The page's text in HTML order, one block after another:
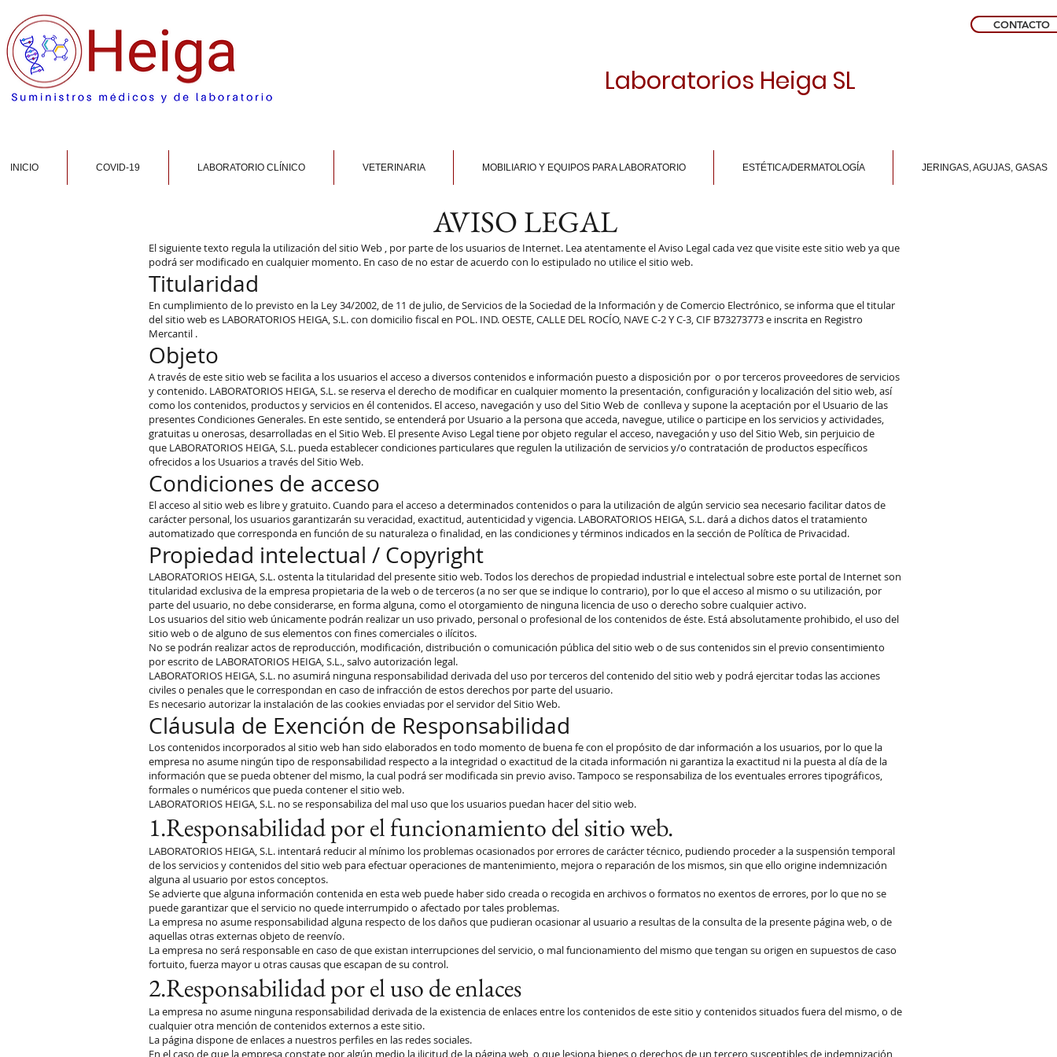
Laboratorios Heiga SL
INICIO COVID-19 LABORATORIO CLÍNICO VETERINARIA MOBILIARIO Y EQUIPOS PARA LABORATORIO ESTÉTICA/DERMATOLOGÍA JERINGAS, AGUJAS, GASAS
CONTACTO
AVISO LEGAL
El siguiente texto regula la utilización del sitio Web , por parte de los usuarios de Internet. Lea atentamente el Aviso Legal cada vez que visite este sitio web ya que
podrá ser modificado en cualquier momento. En caso de no estar de acuerdo con lo estipulado no utilice el sitio web.
Titularidad
En cumplimiento de lo previsto en la Ley 34/2002, de 11 de julio, de Servicios de la Sociedad de la Información y de Comercio Electrónico, se informa que el titular
del sitio web es LABORATORIOS HEIGA, S.L. con domicilio fiscal en POL. IND. OESTE, CALLE DEL ROCÍO, NAVE C-2 Y C-3, CIF B73273773 e inscrita en Registro
Mercantil .
Objeto
A través de este sitio web se facilita a los usuarios el acceso a diversos contenidos e información puesto a disposición por o por terceros proveedores de servicios
y contenido. LABORATORIOS HEIGA, S.L. se reserva el derecho de modificar en cualquier momento la presentación, configuración y localización del sitio web, así
como los contenidos, productos y servicios en él contenidos. El acceso, navegación y uso del Sitio Web de conlleva y supone la aceptación por el Usuario de las
presentes Condiciones Generales. En este sentido, se entenderá por Usuario a la persona que acceda, navegue, utilice o participe en los servicios y actividades,
gratuitas u onerosas, desarrolladas en el Sitio Web. El presente Aviso Legal tiene por objeto regular el acceso, navegación y uso del Sitio Web, sin perjuicio de
que LABORATORIOS HEIGA, S.L. pueda establecer condiciones particulares que regulen la utilización de servicios y/o contratación de productos específicos
ofrecidos a los Usuarios a través del Sitio Web.
Condiciones de acceso
El acceso al sitio web es libre y gratuito. Cuando para el acceso a determinados contenidos o para la utilización de algún servicio sea necesario facilitar datos de
carácter personal, los usuarios garantizarán su veracidad, exactitud, autenticidad y vigencia. LABORATORIOS HEIGA, S.L. dará a dichos datos el tratamiento
automatizado que corresponda en función de su naturaleza o finalidad, en las condiciones y términos indicados en la sección de Política de Privacidad.
Propiedad intelectual / Copyright
LABORATORIOS HEIGA, S.L. ostenta la titularidad del presente sitio web. Todos los derechos de propiedad industrial e intelectual sobre este portal de Internet son
titularidad exclusiva de la empresa propietaria de la web o de terceros (a no ser que se indique lo contrario), por lo que el acceso al mismo o su utilización, por
parte del usuario, no debe considerarse, en forma alguna, como el otorgamiento de ninguna licencia de uso o derecho sobre cualquier activo.
Los usuarios del sitio web únicamente podrán realizar un uso privado, personal o profesional de los contenidos de éste. Está absolutamente prohibido, el uso del
sitio web o de alguno de sus elementos con fines comerciales o ilícitos.
No se podrán realizar actos de reproducción, modificación, distribución o comunicación pública del sitio web o de sus contenidos sin el previo consentimiento
por escrito de LABORATORIOS HEIGA, S.L., salvo autorización legal.
LABORATORIOS HEIGA, S.L. no asumirá ninguna responsabilidad derivada del uso por terceros del contenido del sitio web y podrá ejercitar todas las acciones
civiles o penales que le correspondan en caso de infracción de estos derechos por parte del usuario.
Es necesario autorizar la instalación de las cookies enviadas por el servidor del Sitio Web.
Cláusula de Exención de Responsabilidad
Los contenidos incorporados al sitio web han sido elaborados en todo momento de buena fe con el propósito de dar información a los usuarios, por lo que la
empresa no asume ningún tipo de responsabilidad respecto a la integridad o exactitud de la citada información ni garantiza la exactitud ni la puesta al día de la
información que se pueda obtener del mismo, la cual podrá ser modificada sin previo aviso. Tampoco se responsabiliza de los eventuales errores tipográficos,
formales o numéricos que pueda contener el sitio web.
LABORATORIOS HEIGA, S.L. no se responsabiliza del mal uso que los usuarios puedan hacer del sitio web.
1.Responsabilidad por el funcionamiento del sitio web.
LABORATORIOS HEIGA, S.L. intentará reducir al mínimo los problemas ocasionados por errores de carácter técnico, pudiendo proceder a la suspensión temporal
de los servicios y contenidos del sitio web para efectuar operaciones de mantenimiento, mejora o reparación de los mismos, sin que ello origine indemnización
alguna al usuario por estos conceptos.
Se advierte que alguna información contenida en esta web puede haber sido creada o recogida en archivos o formatos no exentos de errores, por lo que no se
puede garantizar que el servicio no quede interrumpido o afectado por tales problemas.
La empresa no asume responsabilidad alguna respecto de los daños que pudieran ocasionar al usuario a resultas de la consulta de la presente página web, o de
aquellas otras externas objeto de reenvío.
La empresa no será responsable en caso de que existan interrupciones del servicio, o mal funcionamiento del mismo que tengan su origen en supuestos de caso
fortuito, fuerza mayor u otras causas que escapan de su control.
2.Responsabilidad por el uso de enlaces
La empresa no asume ninguna responsabilidad derivada de la existencia de enlaces entre los contenidos de este sitio y contenidos situados fuera del mismo, o de
cualquier otra mención de contenidos externos a este sitio.
La página dispone de enlaces a nuestros perfiles en las redes sociales.
En el caso de que la empresa constate por algún medio la ilicitud de la página web, o que lesiona bienes o derechos de un tercero susceptibles de indemnización,